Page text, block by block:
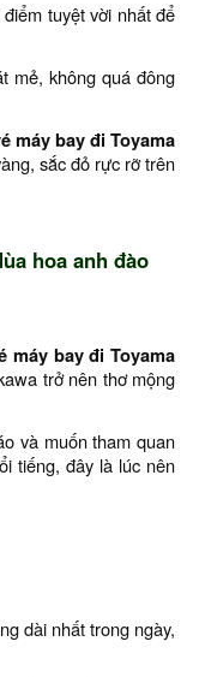
tuyệt vời nhất để
mẻ, không quá đông
máy bay đi Toyama
sắc đỏ rực rỡ trên
hoa anh đào
máy bay đi Toyama
trở nên thơ mộng
và muốn tham quan
tiếng, đây là lúc nên
dài nhất trong ngày,